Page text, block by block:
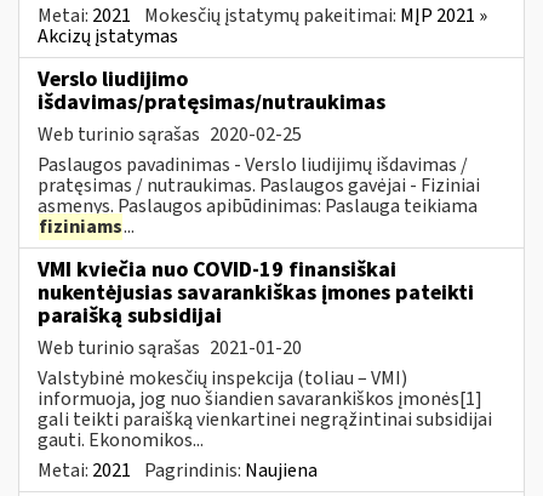
Metai: 2021 Mokesčių įstatymų pakeitimai: MĮP 2021 »
Akcizų įstatymas
Verslo liudijimo
išdavimas/pratęsimas/nutraukimas
Web turinio sąrašas 2020-02-25
Paslaugos pavadinimas - Verslo liudijimų išdavimas /
pratęsimas / nutraukimas. Paslaugos gavėjai - Fiziniai
asmenys. Paslaugos apibūdinimas: Paslauga teikiama
fiziniams...
VMI kviečia nuo COVID-19 finansiškai
nukentėjusias savarankiškas įmones pateikti
paraišką subsidijai
Web turinio sąrašas 2021-01-20
Valstybinė mokesčių inspekcija (toliau – VMI)
informuoja, jog nuo šiandien savarankiškos įmonės[1]
gali teikti paraišką vienkartinei negrąžintinai subsidijai
gauti. Ekonomikos...
Metai: 2021 Pagrindinis: Naujiena